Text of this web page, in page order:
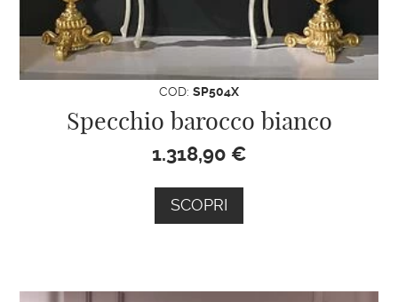
COD: SP504X
Specchio barocco bianco
1.318,90 €
SCOPRI